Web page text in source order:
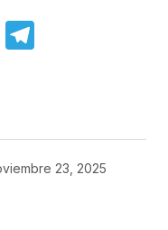
LinkedIn
23, 2025